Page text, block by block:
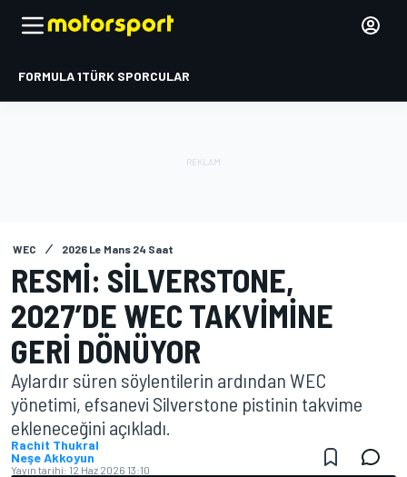
FORMULA 1TÜRK SPORCULAR
WEC 2026 Le Mans 24 Saat
RESMI: SILVERSTONE,
2027’DE WEC TAKVIMINE
GERI DÖNÜYOR
Aylardır süren söylentilerin ardından WEC
yönetimi, efsanevi Silverstone pistinin takvime
ekleneceğini açıkladı.
Rachit Thukral
Neşe Akkoyun
Yayın tarihi: 12 Haz 2026 13:10